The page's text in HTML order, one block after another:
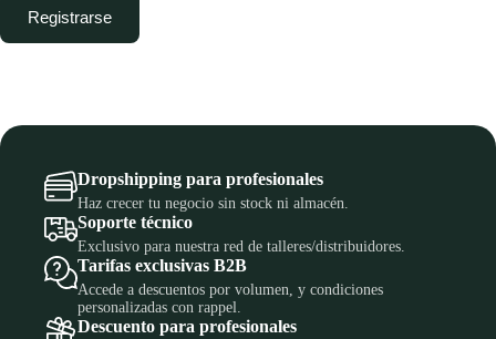
Registrarse
Dropshipping para profesionales
Haz crecer tu negocio sin stock ni almacén.
Soporte técnico
Exclusivo para nuestra red de talleres/distribuidores.
Tarifas exclusivas B2B
Accede a descuentos por volumen, y condiciones
personalizadas con rappel.
Descuento para profesionales